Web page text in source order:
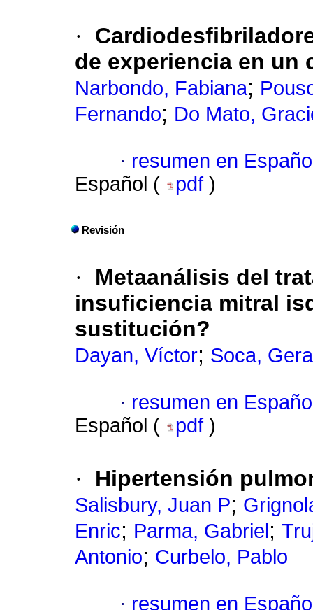
·
de experiencia en un
Narbondo, Fabiana;
Fernando; Do Mato,
· resumen en
Español (
pdf )
Revisión
·
Metaanálisis del
insuficiencia mitral
sustitución?
Dayan, Víctor; Soca,
· resumen en
Español (
pdf )
· Hipertensión
Salisbury, Juan P;
Enric; Parma, Gabriel ;
Antonio; Curbelo, Pablo
· resumen en